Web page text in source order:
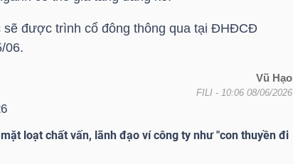
sẽ được trình cổ đông thông qua tại ĐHĐCĐ
06.
Vũ Hạo
FILI - 10:06 08/06/2026
loạt chất vấn, lãnh đạo ví công ty như "con thuyền đi